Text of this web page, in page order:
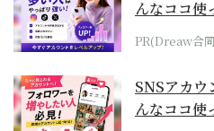
んなココ使
PR(Dreaw合
SNSアカウ
んなココ使